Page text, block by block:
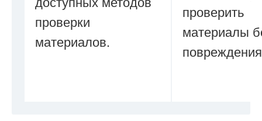
проверки
материалов.
проверить
материалы